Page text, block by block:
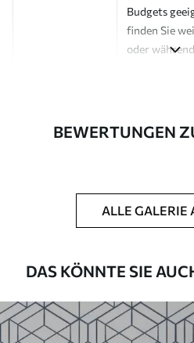
Budgets
finden Sie
oder
bis zu 50 cm
Optionen
und/oder
Schwamm
Fototapeten
BEWERTUNGEN
ALLE GALERIE
DAS KÖNNTE SIE